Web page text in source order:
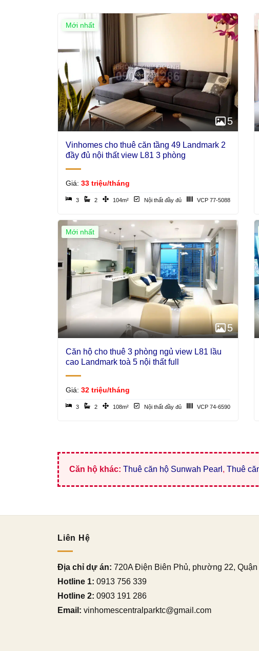
Mới nhất
5
Vinhomes cho thuê căn tầng 49 Landmark 2
đầy đủ nội thất view L81 3 phòng
Giá: 33 triệu/tháng
3 2 104m² Nội thất đầy đủ VCP 77-5088
Mới nhất Giá Tốt
5
Căn hộ cho thuê 3 phòng ngủ view L81 lầu
cao Landmark toà 5 nội thất full
Giá: 32 triệu/tháng
3 2 108m² Nội thất đầy đủ VCP 74-6590
Căn hộ khác: Thuê căn hộ Sunwah Pearl , Thuê
Liên Hệ
Địa chỉ dự án: 720A Điện Biên Phủ, phường 22, Quận
Hotline 1: 0913 756 339
Hotline 2: 0903 191 286
Email: vinhomescentralparktc@gmail.com